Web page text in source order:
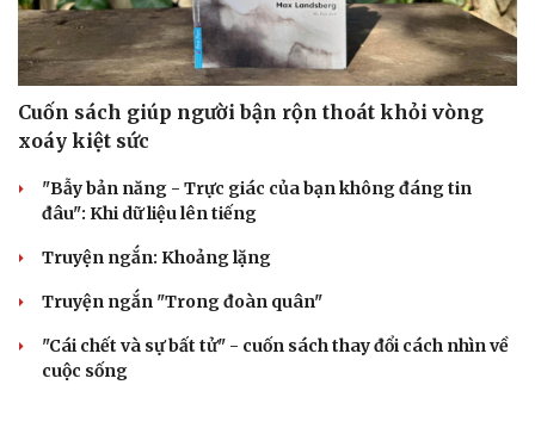
Cuốn sách giúp người bận rộn thoát khỏi vòng
xoáy kiệt sức
"Bẫy bản năng - Trực giác của bạn không đáng tin
đâu": Khi dữ liệu lên tiếng
Truyện ngắn: Khoảng lặng
Truyện ngắn "Trong đoàn quân"
"Cái chết và sự bất tử" - cuốn sách thay đổi cách nhìn về
cuộc sống